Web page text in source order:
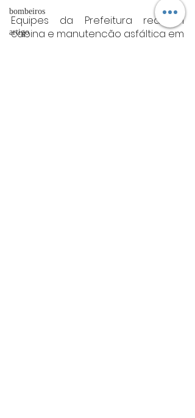
bombeiros
artigo
Equipes da Prefeitura realizam
capina e manutenção asfáltica em